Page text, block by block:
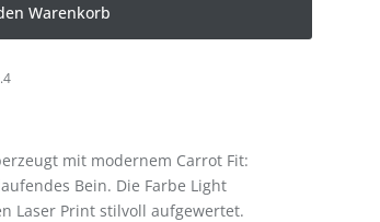
Warenkorb
mit modernem Carrot Fit:
Bein. Die Farbe Light
Laser Print stilvoll aufgewertet.